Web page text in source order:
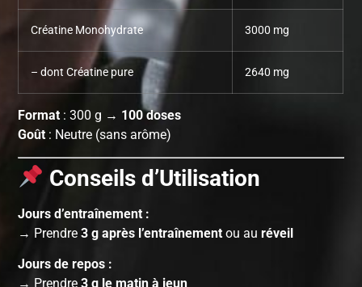
Créatine Monohydrate 3000 mg
– dont Créatine pure 2640 mg
Format: 300 g → 100 doses
Goût : Neutre (sans arôme)
Conseils d’Utilisation
Jours d’entraînement :
→ Prendre3 g après l’entraînement ou auréveil
Jours de repos :
→ Prendre3 g le matin à jeun